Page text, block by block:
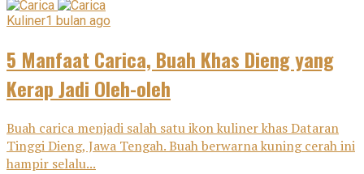
Kuliner1 bulan ago
5 Manfaat Carica, Buah Khas Dieng yang
Kerap Jadi Oleh-oleh
Buah carica menjadi salah satu ikon kuliner khas Dataran
Tinggi Dieng, Jawa Tengah. Buah berwarna kuning cerah ini
hampir selalu...